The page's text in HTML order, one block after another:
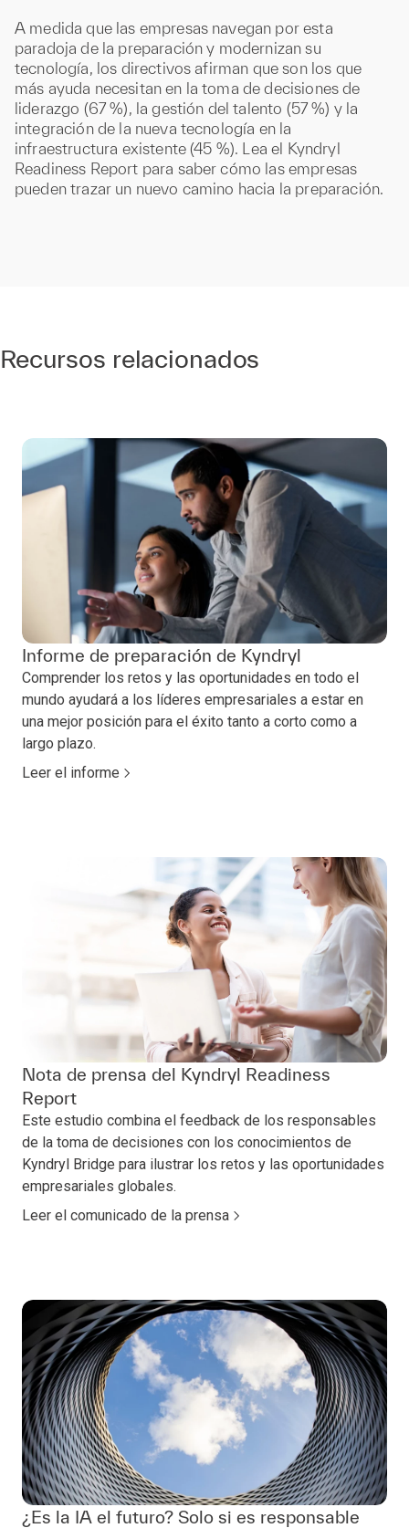
A medida que las empresas navegan por esta
paradoja de la preparación y modernizan su
tecnología, los directivos afirman que son los que
más ayuda necesitan en la toma de decisiones de
liderazgo (67 %), la gestión del talento (57 %) y la
integración de la nueva tecnología en la
infraestructura existente (45 %). Lea el Kyndryl
Readiness Report para saber cómo las empresas
pueden trazar un nuevo camino hacia la preparación.
Recursos relacionados
Informe de preparación de Kyndryl
Comprender los retos y las oportunidades en todo el
mundo ayudará a los líderes empresariales a estar en
una mejor posición para el éxito tanto a corto como a
largo plazo.
Leer el informe
Nota de prensa del Kyndryl Readiness
Report
Este estudio combina el feedback de los responsables
de la toma de decisiones con los conocimientos de
Kyndryl Bridge para ilustrar los retos y las oportunidades
empresariales globales.
Leer el comunicado de la prensa
¿Es la IA el futuro? Solo si es responsable